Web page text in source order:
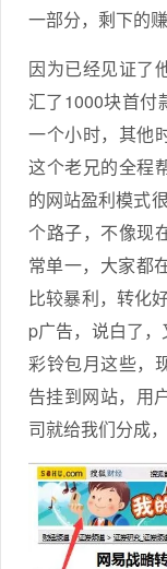
一部分，剩下的
因为已经见证了
汇了1000块首付
一个小时，其他
这个老兄的全程
的网站盈利模式
个路子，不像现
常单一，大家都
比较暴利，转化
p广告，说白了
彩铃包月这些，
告挂到网站，用
司就给我们分成